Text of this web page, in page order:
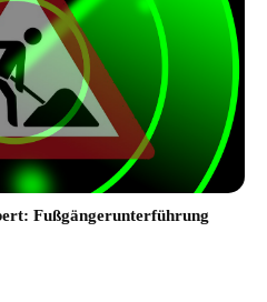
Fußgängerunterführung